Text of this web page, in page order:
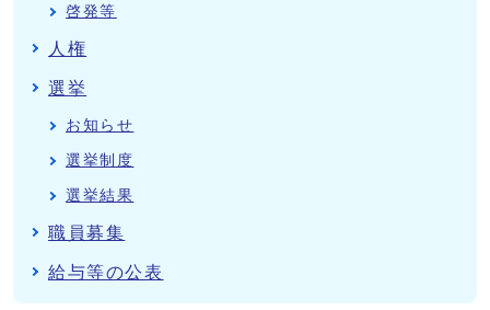
啓発等
人権
選挙
お知らせ
選挙制度
選挙結果
職員募集
給与等の公表